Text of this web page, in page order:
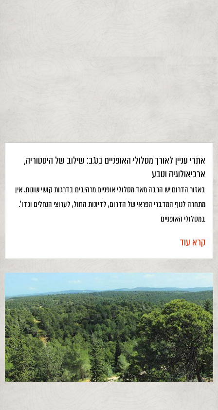
אתרי עניין לאורך מסלולי האופניים בנגב: שילוב של היסטוריה,
ארכיאולוגיה וטבע
באזור הדרום יש הרבה מאד מסלולי אופניים מרהיבים בדרגות קושי שונות. אין
מתחרה לנוף המדברי הפראי של הדרום, לדיונות החול, לערוצי הנחלים וכדו'.
במסלולי האופניים
קרא עוד